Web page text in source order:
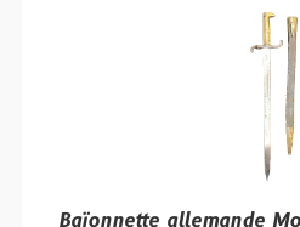
Baïonnette allemande